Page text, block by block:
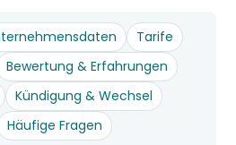
Tarife
Bewertung & Erfahrungen
Kündigung & Wechsel
Häufige Fragen